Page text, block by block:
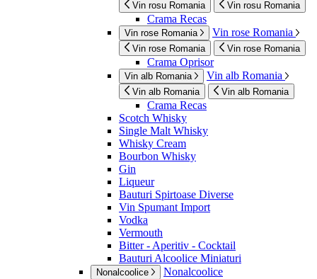
Vin rosu Romania Vin rosu Romania
Crama Recas
Vin rose Romania Vin rose Romania
Vin rose Romania Vin rose Romania
Crama Oprisor
Vin alb Romania Vin alb Romania
Vin alb Romania Vin alb Romania
Crama Recas
Scotch Whisky
Single Malt Whisky
Whisky Cream
Bourbon Whisky
Gin
Liqueur
Bauturi Spirtoase Diverse
Vin Spumant Import
Vodka
Vermouth
Bitter - Aperitiv - Cocktail
Bauturi Alcoolice Miniaturi
Nonalcoolice Nonalcoolice